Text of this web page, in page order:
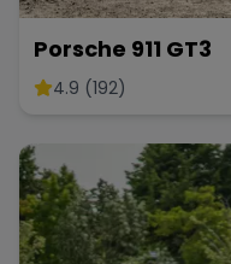
Porsche 911 GT3
4.9 (192)